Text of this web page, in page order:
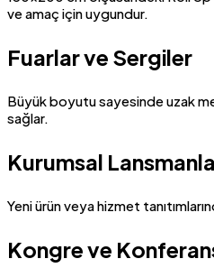
ve amaç için uygundur.
Fuarlar ve Sergiler
Büyük boyutu sayesinde uzak
sağlar.
Kurumsal
Yeni ürün veya hizmet
Kongre ve